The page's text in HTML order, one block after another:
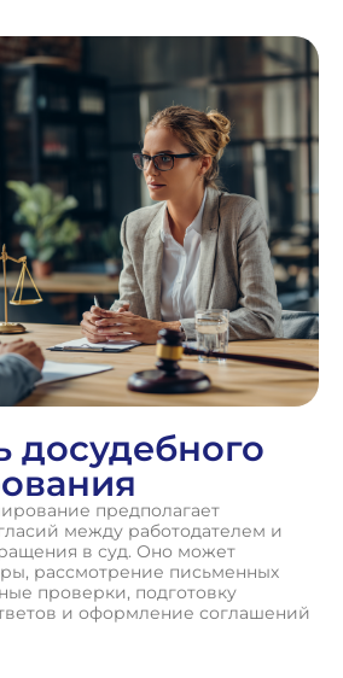
досудебного
предполагает
между работодателем и
в суд. Оно может
рассмотрение письменных
проверки, подготовку
и оформление соглашений